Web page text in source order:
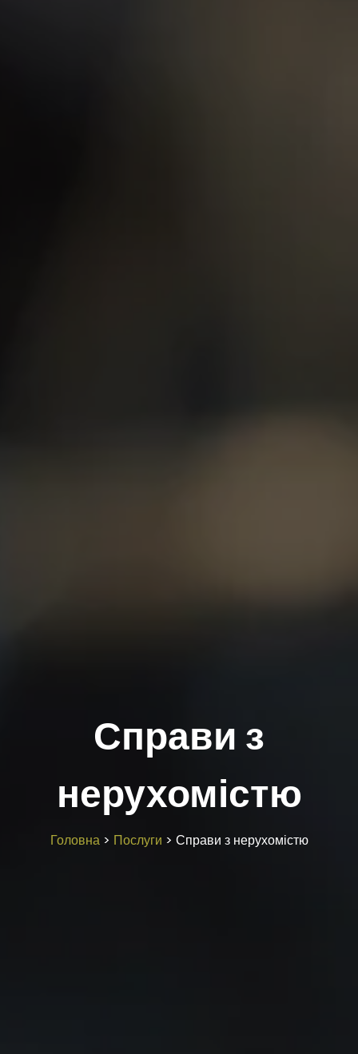
Справи з
нерухомістю
Головна> Послуги > Справи з нерухомістю